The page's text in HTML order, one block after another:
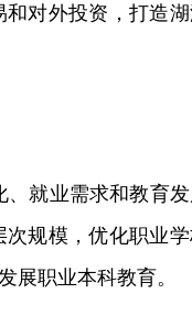
对外投资，打造湖
就业需求和教育
规模，优化职业
展职业本科教育。